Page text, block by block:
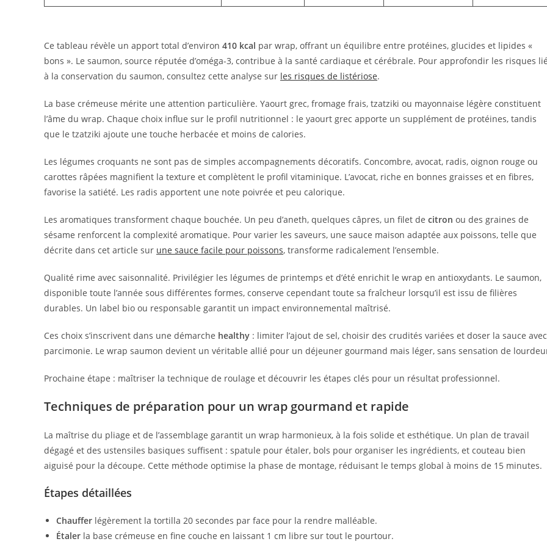
Ce tableau révèle un apport total d’environ 410 kcal par wrap, offrant un équilibre entre protéines, glucides et lipides «
bons ». Le saumon, source réputée d’oméga-3, contribue à la santé cardiaque et cérébrale. Pour approfondir les risques
à la conservation du saumon, consultez cette analyse sur les risques de listériose.
La base crémeuse mérite une attention particulière. Yaourt grec, fromage frais, tzatziki ou mayonnaise légère constituent
l’âme du wrap. Chaque choix influe sur le profil nutritionnel : le yaourt grec apporte un supplément de protéines, tandis
que le tzatziki ajoute une touche herbacée et moins de calories.
Les légumes croquants ne sont pas de simples accompagnements décoratifs. Concombre, avocat, radis, oignon rouge ou
carottes râpées magnifient la texture et complètent le profil vitaminique. L’avocat, riche en bonnes graisses et en fibres,
favorise la satiété. Les radis apportent une note poivrée et peu calorique.
Les aromatiques transforment chaque bouchée. Un peu d’aneth, quelques câpres, un filet de citron ou des graines de
sésame renforcent la complexité aromatique. Pour varier les saveurs, une sauce maison adaptée aux poissons, telle que
décrite dans cet article sur une sauce facile pour poissons, transforme radicalement l’ensemble.
Qualité rime avec saisonnalité. Privilégier les légumes de printemps et d’été enrichit le wrap en antioxydants. Le saumon,
disponible toute l’année sous différentes formes, conserve cependant toute sa fraîcheur lorsqu’il est issu de filières
durables. Un label bio ou responsable garantit un impact environnemental maîtrisé.
Ces choix s’inscrivent dans une démarche healthy : limiter l’ajout de sel, choisir des crudités variées et doser la sauce avec
parcimonie. Le wrap saumon devient un véritable allié pour un déjeuner gourmand mais léger, sans sensation de
Prochaine étape : maîtriser la technique de roulage et découvrir les étapes clés pour un résultat professionnel.
Techniques de préparation pour un wrap gourmand et rapide
La maîtrise du pliage et de l’assemblage garantit un wrap harmonieux, à la fois solide et esthétique. Un plan de travail
dégagé et des ustensiles basiques suffisent : spatule pour étaler, bols pour organiser les ingrédients, et couteau bien
aiguisé pour la découpe. Cette méthode optimise la phase de montage, réduisant le temps global à moins de 15 minutes.
Étapes détaillées
Chauffer légèrement la tortilla 20 secondes par face pour la rendre malléable.
Étaler la base crémeuse en fine couche en laissant 1 cm libre sur tout le pourtour.